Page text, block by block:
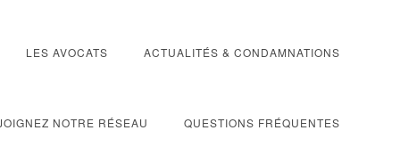
LES AVOCATS ACTUALITÉS & CONDAMNATIONS
NOTRE RÉSEAU QUESTIONS FRÉQUENTES